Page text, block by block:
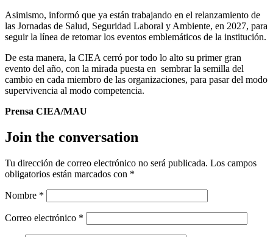
Asimismo, informó que ya están trabajando en el relanzamiento de
las Jornadas de Salud, Seguridad Laboral y Ambiente, en 2027, para
seguir la línea de retomar los eventos emblemáticos de la institución.
De esta manera, la CIEA cerró por todo lo alto su primer gran
evento del año, con la mirada puesta en sembrar la semilla del
cambio en cada miembro de las organizaciones, para pasar del modo
supervivencia al modo competencia.
Prensa CIEA/MAU
Join the conversation
Tu dirección de correo electrónico no será publicada. Los campos
obligatorios están marcados con *
Nombre *
Correo electrónico *